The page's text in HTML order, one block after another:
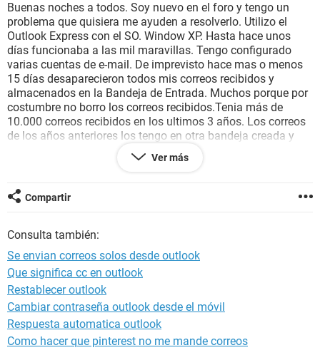
Buenas noches a todos. Soy nuevo en el foro y tengo un
problema que quisiera me ayuden a resolverlo. Utilizo el
Outlook Express con el SO. Window XP. Hasta hace unos
días funcionaba a las mil maravillas. Tengo configurado
varias cuentas de e-mail. De imprevisto hace mas o menos
15 días desaparecieron todos mis correos recibidos y
almacenados en la Bandeja de Entrada. Muchos porque por
costumbre no borro los correos recibidos.Tenia más de
10.000 correos recibidos en los ultimos 3 años. Los correos
de los años anteriores los tengo en otra bandeja creada y
están los recibidos desde 2005 a 2010. Ahora todos los de la
bandeja de entrada desaparecieron y quedaron los otros en
momento no puedo recibir correos pero si enviar. No toqué
ninguna configuración, salvo que se haya desconfigurado
recibir correos nuevos, aunque si puedo recuperar los
correos que desaparecieron sería mejor. Si alguien me puede
ayudar le voy a agradecer. Saludos.
Ver más
Compartir
Consulta también:
Se envian correos solos desde outlook
Que significa cc en outlook
Restablecer outlook
Cambiar contraseña outlook desde el móvil
Respuesta automatica outlook
Como hacer que pinterest no me mande correos